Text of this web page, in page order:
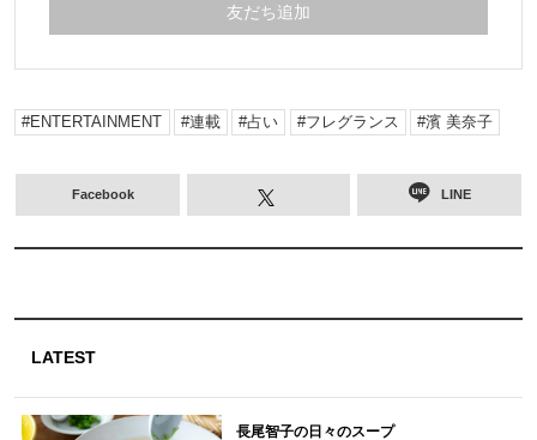
友だち追加
ENTERTAINMENT 連載 占い フレグランス 濱 美奈子
Facebook LINE
LATEST
長尾智子の日々のスープ